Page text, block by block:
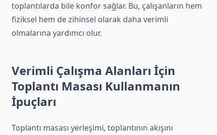
toplantılarda bile konfor sağlar. Bu, çalışanların hem
fiziksel hem de zihinsel olarak daha verimli
olmalarına yardımcı olur.
Verimli Çalışma Alanları İçin
Toplantı Masası Kullanmanın
İpuçları
Toplantı masası yerleşimi, toplantının akışını